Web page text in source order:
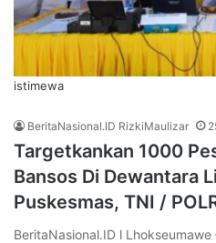
istimewa
BeritaNasional.ID RizkiMaulizar
Targetkankan 1000
Bansos Di Dewantara
Puskesmas, TNI /
BeritaNasional.ID l